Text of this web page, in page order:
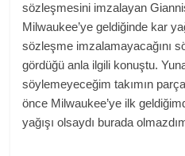
sözleşmesini imzalayan
Milwaukee’ye geldiğinde kar
sözleşme imzalamayacağını
gördüğü anla ilgili konuştu.
söylemeyeceğim takımın
önce Milwaukee’ye ilk
yağışı olsaydı burada